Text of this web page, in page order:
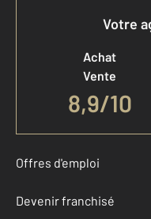
Votre
Achat
Vente
8,9/10
Offres d'emploi
Devenir franchisé